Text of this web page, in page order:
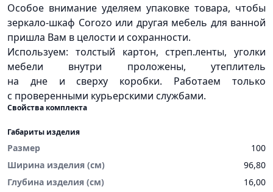
Особое внимание уделяем упаковке товара, чтобы
зеркало-шкаф Corozo или другая мебель для ванной
пришла Вам в целости и сохранности.
Используем: толстый картон, стреп.ленты, уголки
мебели внутри проложены, утеплитель
на дне и сверху коробки. Работаем только
с проверенными курьерскими службами.
Свойства комплекта
Габариты изделия
Размер
100
Ширина изделия (см)
96,80
Глубина изделия (см)
16,00